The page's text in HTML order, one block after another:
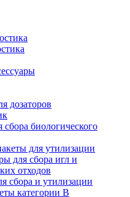
дозаторов
биологического
для утилизации
для сбора игл и
отходов
сбора и утилизации
категории B